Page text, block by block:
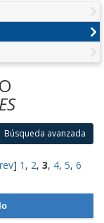
Búsqueda avanzada
] 1 , 2, 3, 4, 5, 6